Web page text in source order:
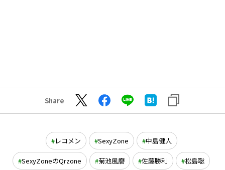
Share
レコメン SexyZone 中島健人
SexyZoneのQrzone 菊池風磨 佐藤勝利 松島聡